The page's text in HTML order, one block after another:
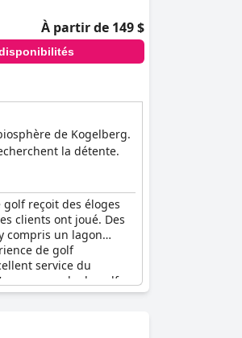
À partir de 149 $
de Kogelberg.
la détente.
reçoit des éloges
clients ont joué. Des
compris un lagon
de golf
service du
escapade de golf